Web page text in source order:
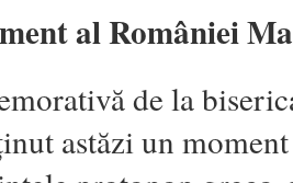
al României
de la
astăzi un